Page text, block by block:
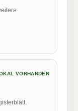
VORHANDEN